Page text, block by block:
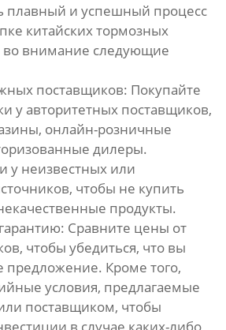
плавный и успешный процесс
китайских тормозных
во внимание следующие
поставщиков: Покупайте
у авторитетных поставщиков,
онлайн-розничные
дилеры.
у неизвестных или
чтобы не купить
продукты.
Сравните цены от
чтобы убедиться, что вы
предложение. Кроме того,
условия, предлагаемые
поставщиком, чтобы
в случае каких-либо